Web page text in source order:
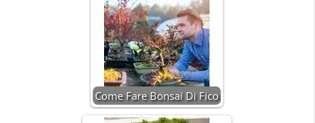
Come Fare Bonsai Di Fico